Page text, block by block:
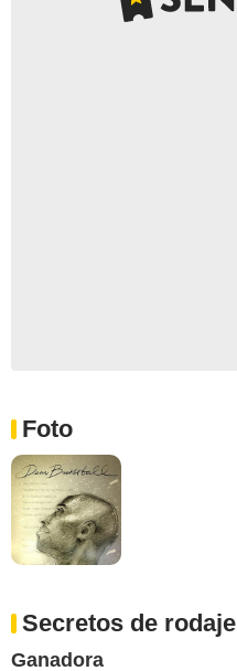
Foto
Secretos de rodaje
Ganadora